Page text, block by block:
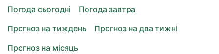
Погода сьогодні
Погода завтра
Прогноз на тиждень
Прогноз на два тижні
Прогноз на місяць